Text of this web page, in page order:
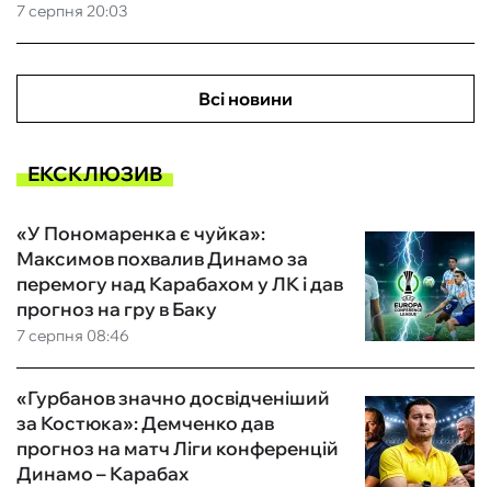
7 серпня 20:03
Всі новини
ЕКСКЛЮЗИВ
7 серпня 08:46
«У Пономаренка є чуйка»:
Максимов похвалив Динамо за
перемогу над Карабахом у ЛК і дав
прогноз на гру в Баку
«Гурбанов значно досвідченіший
за Костюка»: Демченко дав
прогноз на матч Ліги конференцій
Динамо – Карабах